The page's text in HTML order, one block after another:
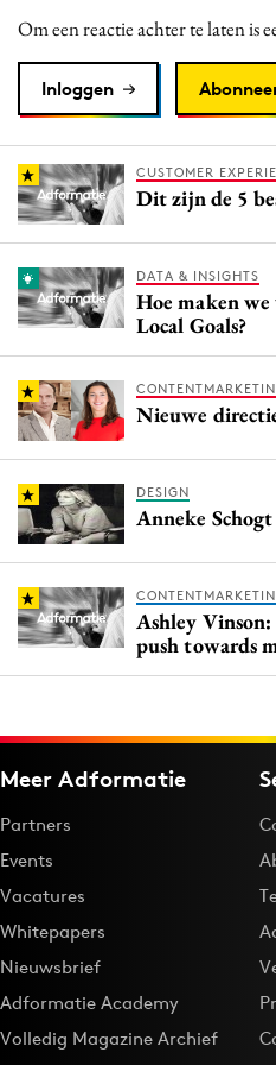
Media
Merkstrategie
Purpose Marketing
Reputatie & crisis
Om een reactie achter te laten is
Inloggen
CUSTOMER
Dit zijn de 5
DATA & INSIGHTS
Hoe maken
Local Goals?
Nieuwe
DESIGN
Anneke
Ashley
push towards
Meer Adformatie
Partners
Events
Vacatures
Whitepapers
Nieuwsbrief
Adformatie Academy
Volledig Magazine Archief